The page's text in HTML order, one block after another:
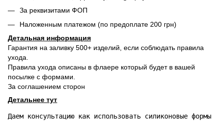
За реквизитами ФОП
Наложенным платежом (по предоплате 200 грн)
Детальная информация
Гарантия на заливку 500+ изделий, если соблюдать правила
ухода.
Правила ухода описаны в флаере который будет в вашей
посылке с формами.
За соглашением сторон
Детальнее тут
Даем консультацию как использовать силиконовые формы